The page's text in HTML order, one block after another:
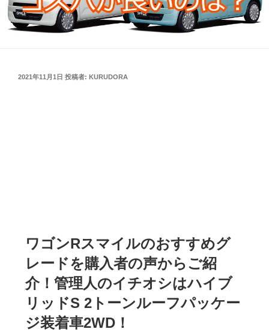
投
2021年11月1日 投稿者: KURUDORA
ワゴンRスマイルのおすすめグ
レードを購入者の声からご紹
介！管理人のイチオシはハイブ
リッドS 2トーンルーフパッケー
ジ装着車2WD！